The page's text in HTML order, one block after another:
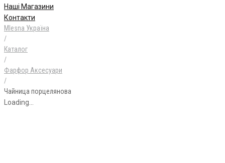
Наші Магазини
Контакти
Mlesna Україна
/
Каталог
/
Фарфор Аксесуари
/
Чайница порцелянова
Loading...